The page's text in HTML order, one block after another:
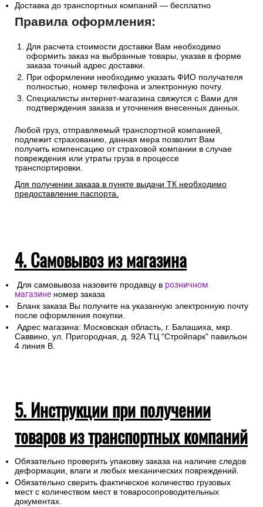
Доставка до транспортных компаний — бесплатно
Правила оформления:
Для расчета стоимости доставки Вам необходимо
оформить заказ на выбранные товары, указав в форме
заказа точный адрес доставки.
При оформлении необходимо указать ФИО получателя
полностью, номер телефона и электронную почту.
Специалисты интернет-магазина свяжутся с Вами для
подтверждения заказа и уточнения внесенных данных.
Любой груз, отправляемый транспортной компанией,
подлежит страхованию, данная мера позволит Вам
получить компенсацию от страховой компании в случае
повреждения или утраты груза в процессе
транспортировки.
Для получении заказа в пункте выдачи ТК необходимо
предоставление паспорта.
4. Самовывоз из магазина
Для самовывоза назовите продавцу в розничном
магазине номер заказа
Бланк заказа Вы получите на указанную электронную почту
после оформления покупки.
Адрес магазина: Московская область, г. Балашиха, мкр.
Саввино, ул. Пригородная, д. 92А ТЦ "Стройпарк" павильон
4 линия В.
5. Инструкции при получении
товаров из транспортных компаний
Обязательно проверить упаковку заказа на наличие следов
деформации, влаги и любых механических повреждений.
Обязательно сверить фактическое количество грузовых
мест с количеством мест в товаросопроводительных
документах.